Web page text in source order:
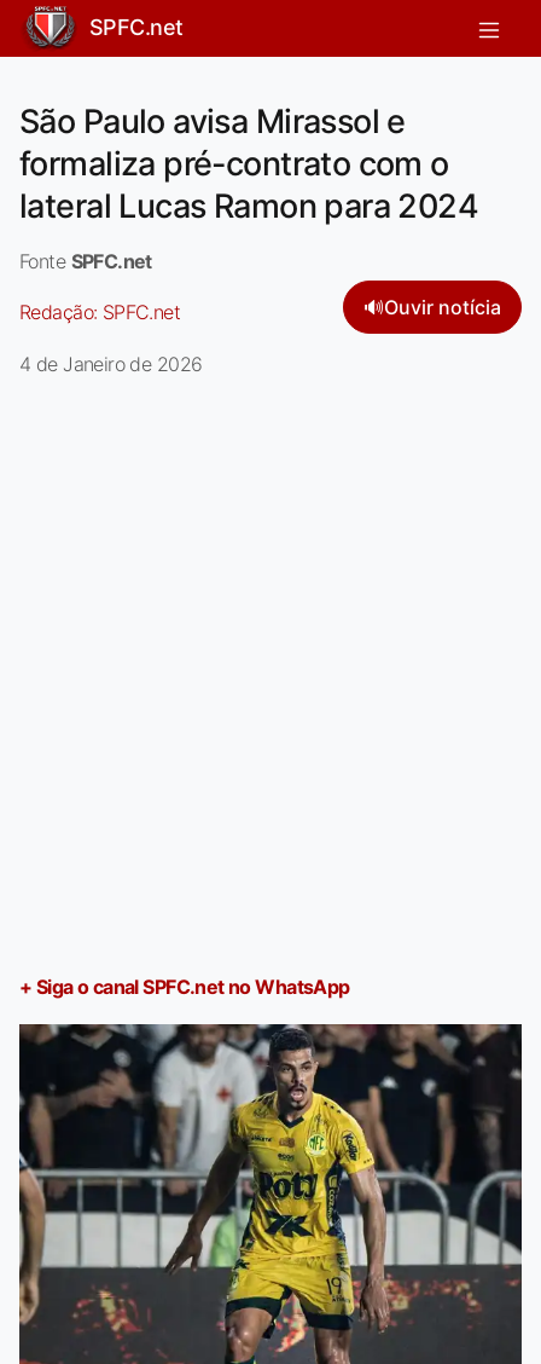
SPFC.net
São Paulo avisa Mirassol e
formaliza pré-contrato com o
lateral Lucas Ramon para 2024
Fonte SPFC.net
Redação: SPFC.net 🔊Ouvir notícia
4 de Janeiro de 2026
+ Siga o canal SPFC.net no WhatsApp